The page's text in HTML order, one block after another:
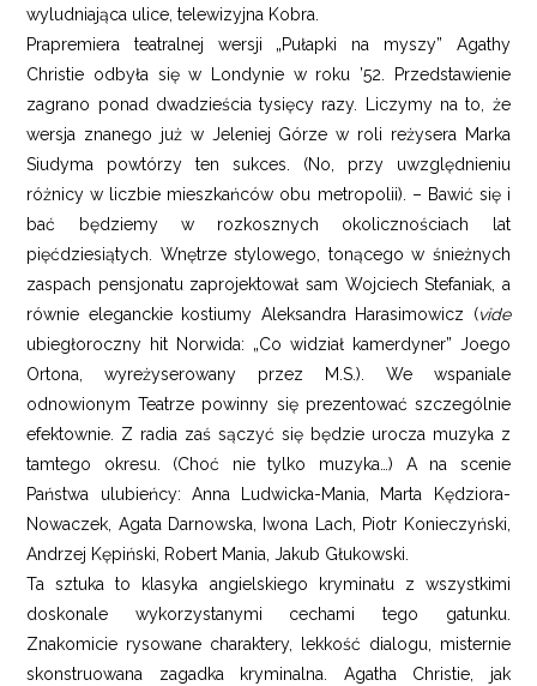
wyludniająca ulice, telewizyjna Kobra.
Prapremiera teatralnej wersji „Pułapki na myszy” Agathy
Christie odbyła się w Londynie w roku ’52. Przedstawienie
zagrano ponad dwadzieścia tysięcy razy. Liczymy na to, że
wersja znanego już w Jeleniej Górze w roli reżysera Marka
Siudyma powtórzy ten sukces. (No, przy uwzględnieniu
różnicy w liczbie mieszkańców obu metropolii). – Bawić się i
bać będziemy w rozkosznych okolicznościach lat
pięćdziesiątych. Wnętrze stylowego, tonącego w śnieżnych
zaspach pensjonatu zaprojektował sam Wojciech Stefaniak, a
równie eleganckie kostiumy Aleksandra Harasimowicz (vide
ubiegłoroczny hit Norwida: „Co widział kamerdyner” Joego
Ortona, wyreżyserowany przez M.S.). We wspaniale
odnowionym Teatrze powinny się prezentować szczególnie
efektownie. Z radia zaś sączyć się będzie urocza muzyka z
tamtego okresu. (Choć nie tylko muzyka…) A na scenie
Państwa ulubieńcy: Anna Ludwicka-Mania, Marta Kędziora-
Nowaczek, Agata Darnowska, Iwona Lach, Piotr Konieczyński,
Andrzej Kępiński, Robert Mania, Jakub Głukowski.
Ta sztuka to klasyka angielskiego kryminału z wszystkimi
doskonale wykorzystanymi cechami tego gatunku.
Znakomicie rysowane charaktery, lekkość dialogu, misternie
skonstruowana zagadka kryminalna. Agatha Christie, jak